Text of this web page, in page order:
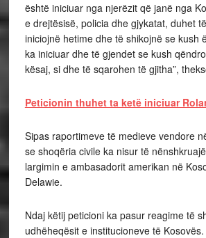
është iniciuar nga njerëzit që janë nga
e drejtësisë, policia dhe gjykatat, duhet
iniciojnë hetime dhe të shikojnë se kush
ka iniciuar dhe të gjendet se kush
kësaj, si dhe të sqarohen të gjitha”,
Peticionin thuhet ta ketë iniciuar
Sipas raportimeve të medieve vendore
se shoqëria civile ka nisur të
largimin e ambasadorit amerikan në
Delawie.
Ndaj këtij peticioni ka pasur reagime të
udhëheqësit e institucioneve të Kosovës.